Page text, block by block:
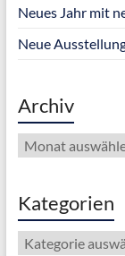
Neues Jahr mit
Neue
Archiv
Archiv
Kategorien
Kategorien